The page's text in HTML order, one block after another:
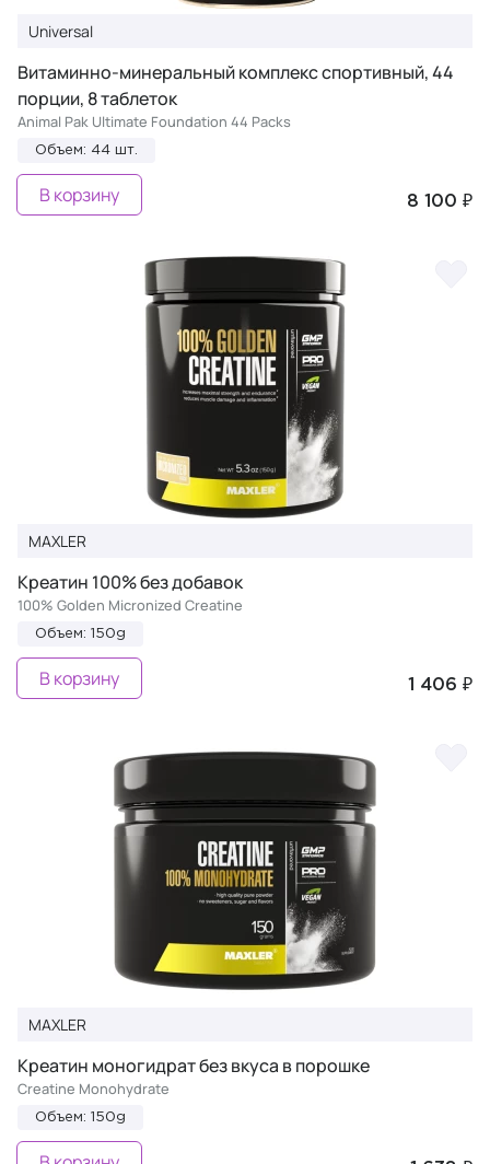
Universal
Витаминно-минеральный комплекс спортивный, 44
порции, 8 таблеток
Animal Pak Ultimate Foundation 44 Packs
Объем: 44 шт.
8 100 ₽
В корзину
MAXLER
Креатин 100% без добавок
100% Golden Micronized Creatine
Объем: 150g
1 406 ₽
В корзину
MAXLER
Креатин моногидрат без вкуса в порошке
Creatine Monohydrate
Объем: 150g